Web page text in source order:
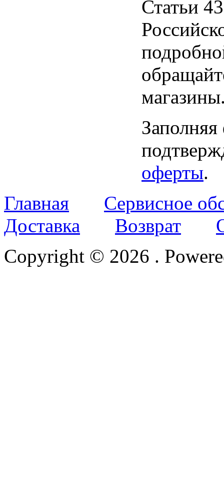
Статьи
оферты.
Главная
Сервисное
Доставка
Возврат
Copyright © 2026 .